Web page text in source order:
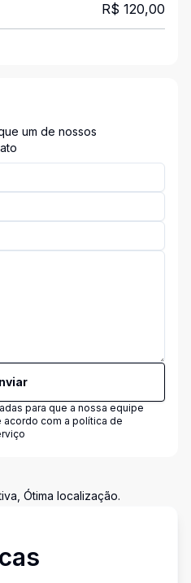
R$ 120,00
um de nossos
para que a nossa equipe
acordo com a política de
Ótima localização.